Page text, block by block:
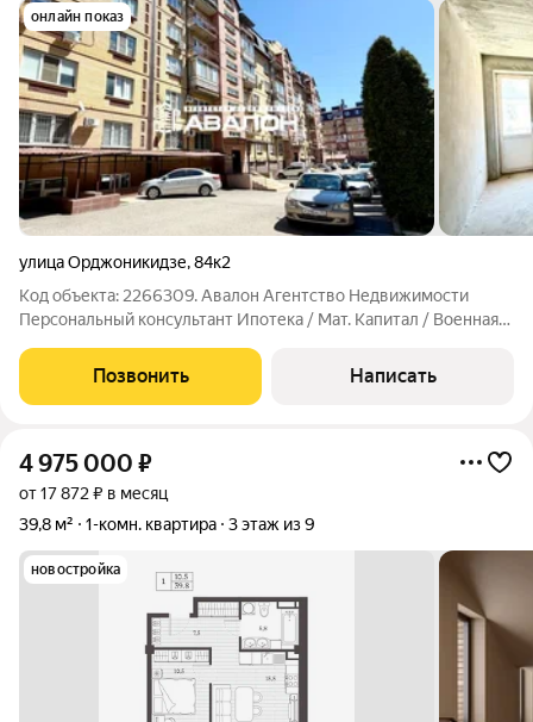
онлайн показ
улица Орджоникидзе,84к2
Код объекта: 2266309. Авалон Агентство Недвижимости
Персональный консультант Ипотека / Мат. Капитал / Военная
зону. Комфортный третий этаж, лифт; Просторная кухня более
19 м2 с выходом на уютный
Позвонить Написать
4 975 000 ₽
от 17 872 ₽ в месяц
39,8 м²
1-комн. квартира 3 этаж из 9
новостройка